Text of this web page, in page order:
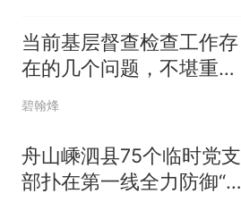
当前基层督查检查工作存
在的几个问题，不堪重负
又无所适从！
碧翰烽
舟山嵊泗县75个临时党支
部扑在第一线全力防御“白